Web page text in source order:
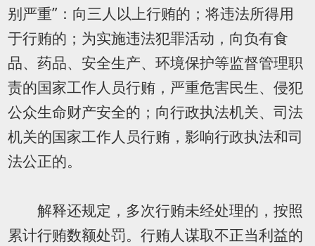
别严重”：向三人以上行贿的；将违法所得用
于行贿的；为实施违法犯罪活动，向负有食
品、药品、安全生产、环境保护等监督管理职
责的国家工作人员行贿，严重危害民生、侵犯
公众生命财产安全的；向行政执法机关、司法
机关的国家工作人员行贿，影响行政执法和司
法公正的。
解释还规定，多次行贿未经处理的，按照
累计行贿数额处罚。行贿人谋取不正当利益的